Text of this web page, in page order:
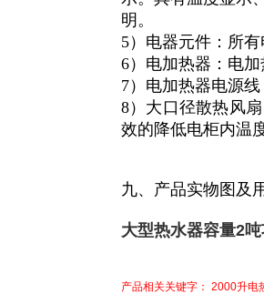
明。
5）电器元件：所
6）电加热器：电
7）电加热器电源
8）大口径散热风
效的降低电柜内温
九、产品实物图及
大型热水器容量2
产品相关关键字： 2000升电